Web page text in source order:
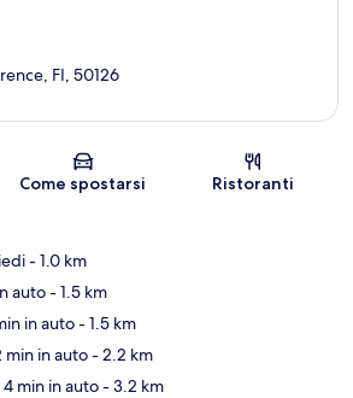
Mappa
FI, 50126
Come spostarsi Ristoranti
- 1.0 km
auto- 1.5 km
in auto- 1.5 km
min in auto- 2.2 km
min in auto- 3.2 km